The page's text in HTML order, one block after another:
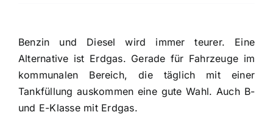
Benzin und Diesel wird immer teurer. Eine
Alternative ist Erdgas. Gerade für Fahrzeuge im
kommunalen Bereich, die täglich mit einer
Tankfüllung auskommen eine gute Wahl. Auch B-
und E-Klasse mit Erdgas.